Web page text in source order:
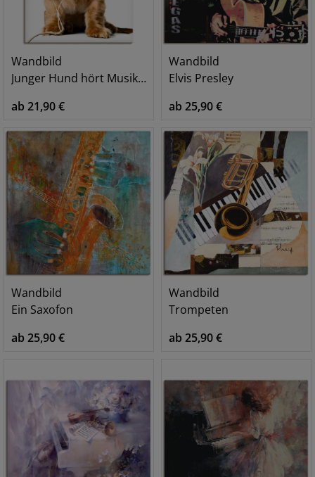
Wandbild
Junger Hund hört Musik über Kopfhörer
ab 21,90 €
Wandbild
Elvis Presley
ab 25,90 €
Wandbild
Ein Saxofon
ab 25,90 €
Wandbild
Trompeten
ab 25,90 €